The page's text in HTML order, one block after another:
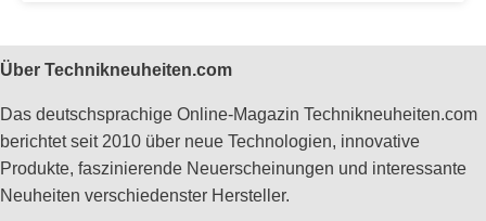
Über Technikneuheiten.com
Das deutschsprachige Online-Magazin Technikneuheiten.com
berichtet seit 2010 über neue Technologien, innovative
Produkte, faszinierende Neuerscheinungen und interessante
Neuheiten verschiedenster Hersteller.